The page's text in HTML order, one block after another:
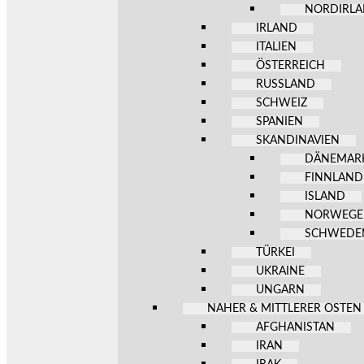
IRLAND
ITALIEN
ÖSTERREICH
RUSSLAND
SCHWEIZ
SPANIEN
SKANDINAVIEN
FINNLAND
ISLAND
TÜRKEI
UKRAINE
UNGARN
NAHER & MITTLERER OSTEN
AFGHANISTAN
IRAN